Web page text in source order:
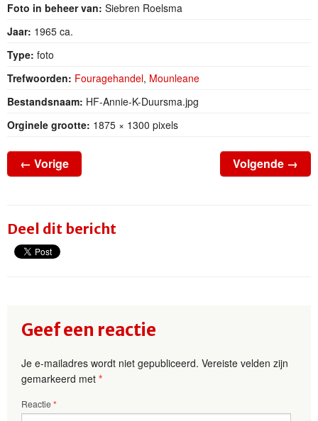
Foto in beheer van: Siebren Roelsma
Jaar: 1965 ca.
Type: foto
Trefwoorden: Fouragehandel, Mounleane
Bestandsnaam: HF-Annie-K-Duursma.jpg
Orginele grootte: 1875 × 1300 pixels
← Vorige Volgende →
Deel dit bericht
Geef een reactie
Je e-mailadres wordt niet gepubliceerd. Vereiste velden zijn
gemarkeerd met *
Reactie*